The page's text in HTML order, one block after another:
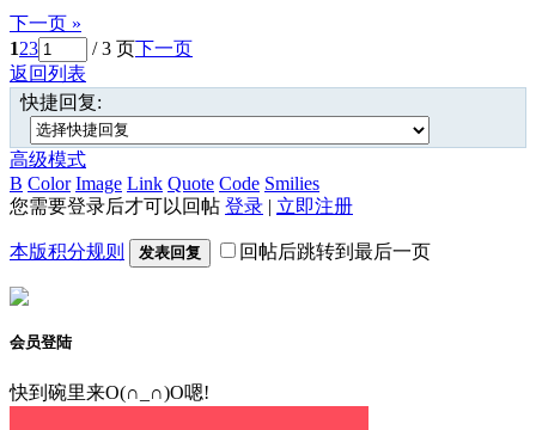
下一页 »
123 / 3 页下一页
返回列表
快捷回复:
高级模式
B Color Image Link Quote Code Smilies
您需要登录后才可以回帖 登录 | 立即注册
本版积分规则 发表回复 回帖后跳转到最后一页
会员登陆
快到碗里来O(∩_∩)O嗯!